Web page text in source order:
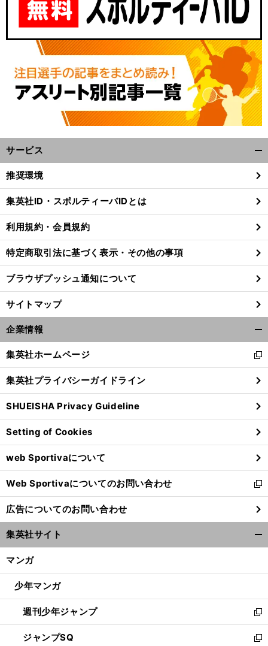
サービス
閉
る
推奨環境
集英社ID・スポルティーバIDとは
利用規約・会員規約
特定商取引法に基づく表示・その他の事項
ブラウザプッシュ通知について
サイトマップ
企業情報
閉
る
集英社ホームページ
新
し
い
ウ
ィ
ン
ド
ウ
で
開
く
集英社プライバシーガイドライン
SHUEISHA Privacy Guideline
Setting of Cookies
web Sportivaについて
Web Sportivaについてのお問い合わせ
新
し
い
ウ
ィ
ン
ウ
開
く
広告についてのお問い合わせ
集英社サイト
マンガ
少年マンガ
週刊少年ジャンプ
新
し
い
ジャンプSQ
新